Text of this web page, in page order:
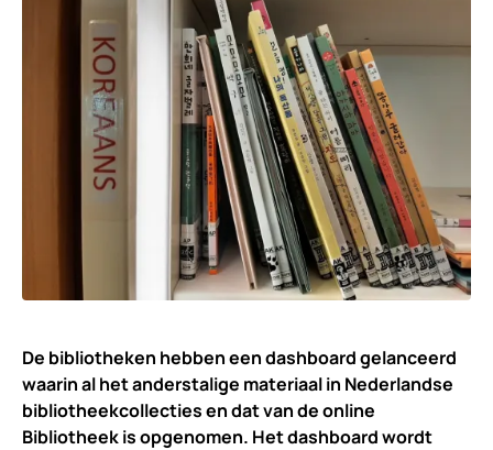
De bibliotheken hebben een dashboard gelanceerd
waarin al het anderstalige materiaal in Nederlandse
bibliotheekcollecties en dat van de online
Bibliotheek is opgenomen. Het dashboard wordt